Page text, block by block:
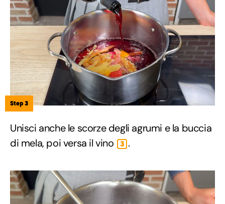
Step 3
Unisci anche le scorze degli agrumi e la buccia
di mela, poi versa il vino
3 .